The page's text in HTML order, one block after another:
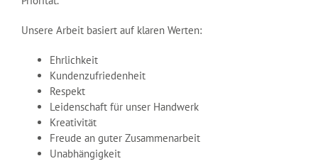
Unsere Arbeit basiert auf klaren Werten:
Ehrlichkeit
Kundenzufriedenheit
Respekt
Leidenschaft für unser Handwerk
Kreativität
Freude an guter Zusammenarbeit
Unabhängigkeit